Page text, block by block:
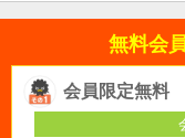
無料会
会員限定無料